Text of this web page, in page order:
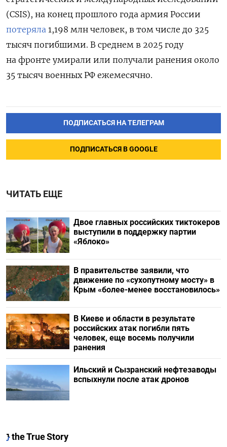
(CSIS), на конец прошлого года армия России
потеряла 1,198 млн человек, в том числе до 325
тысяч погибшими. В среднем в 2025 году
на фронте умирали или получали ранения около
35 тысяч военных РФ ежемесячно.
ПОДПИСАТЬСЯ НА ТЕЛЕГРАМ
ПОДПИСАТЬСЯ В GOOGLE
ЧИТАТЬ ЕЩЕ
Двое главных российских тиктокеров
выступили в поддержку партии
«Яблоко»
В правительстве заявили, что
движение по «сухопутному мосту» в
Крым «более-менее восстановилось»
В Киеве и области в результате
российских атак погибли пять
человек, еще восемь получили
ранения
Ильский и Сызранский нефтезаводы
вспыхнули после атак дронов